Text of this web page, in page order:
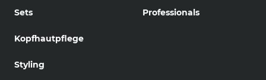
Sets
Kopfhautpflege
Styling
Professionals